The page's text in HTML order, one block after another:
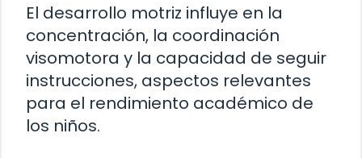
El desarrollo motriz influye en la
concentración, la coordinación
visomotora y la capacidad de seguir
instrucciones, aspectos relevantes
para el rendimiento académico de
los niños.